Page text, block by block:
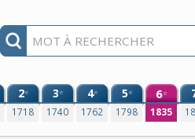
2e
1718
3e
1740
4e
1762
5e
1798
6e
1835